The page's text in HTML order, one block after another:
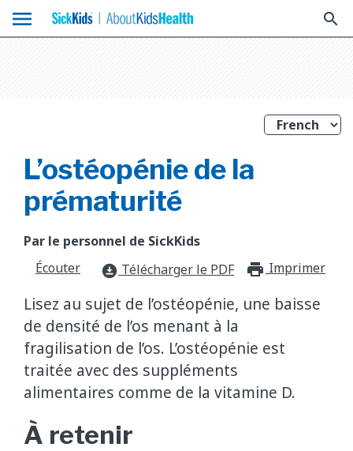
menu search
L’ostéopénie de la
prématurité
Par le personnel de SickKids
Écouter
download_for_offline Télécharger le PDF Imprimer
Lisez au sujet de l’ostéopénie, une baisse
de densité de l’os menant à la
fragilisation de l’os. L’ostéopénie est
traitée avec des suppléments
alimentaires comme de la vitamine D.
À retenir